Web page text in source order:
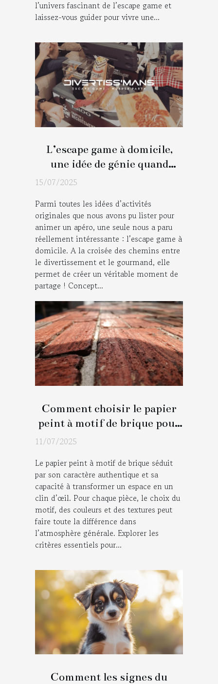
l’univers fascinant de l’escape game et
laissez-vous guider pour vivre une...
L’escape game à domicile,
une idée de génie quand
sonne l’heure de l’apéro !
15/07/2025
Parmi toutes les idées d’activités
originales que nous avons pu lister pour
animer un apéro, une seule nous a paru
réellement intéressante : l’escape game à
domicile. A la croisée des chemins entre
le divertissement et le gourmand, elle
permet de créer un véritable moment de
partage ! Concept...
Comment choisir le papier
peint à motif de brique pour
chaque pièce ?
11/07/2025
Le papier peint à motif de brique séduit
par son caractère authentique et sa
capacité à transformer un espace en un
clin d’œil. Pour chaque pièce, le choix du
motif, des couleurs et des textures peut
faire toute la différence dans
l’atmosphère générale. Explorer les
critères essentiels pour...
Comment les signes du